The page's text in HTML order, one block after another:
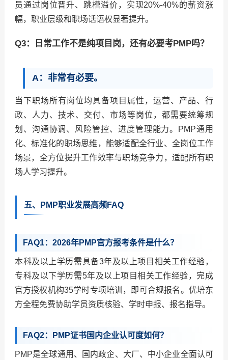
员通过岗位晋升、跳槽溢价，实现20%-40%的薪资涨
幅，职业层级和职场话语权显著提升。
Q3：日常工作不是纯项目岗，还有必要考PMP吗？
A：非常有必要。
当下职场所有岗位均具备项目属性，运营、产品、行
政、人力、技术、交付、市场等岗位，都需要统筹规
划、沟通协调、风险管控、进度管理能力。PMP通用
化、标准化的职场思维，能够适配全行业、全岗位工作
场景，全方位提升工作效率与职场竞争力，适配所有职
场人学习提升。
五、PMP职业发展高频FAQ
FAQ1：2026年PMP官方报考条件是什么？
本科及以上学历需具备3年及以上项目相关工作经验，
专科及以下学历需5年及以上项目相关工作经验，完成
官方授权机构35学时专项培训，即可合规报名。优培东
方全程免费协助学员资质核验、学时申报、报名指导。
FAQ2：PMP证书国内企业认可度如何？
PMP是全球通用、国内政企、大厂、中小企业全面认可